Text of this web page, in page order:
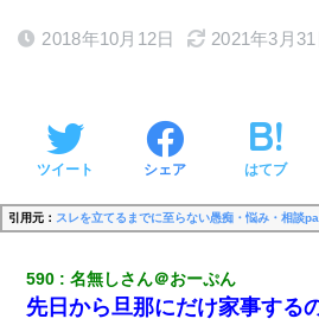
2018年10月12日 2021年3月31
ツイート シェア はてブ
引用元： スレを立てるまでに至らない愚痴・悩み・相談
590 名無しさん＠おーぷん
先日から旦那にだけ家事する